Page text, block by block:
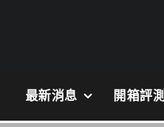
最新消息 開箱評測